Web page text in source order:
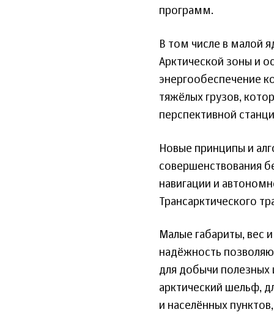
программ.
В том числе в малой
Арктической зоны и
энергообеспечение
тяжёлых грузов,
перспективной
Новые принципы и
совершенствования
навигации и
Трансарктического
Малые габариты, вес
надёжность
для добычи полезных
арктический шельф,
и населённых